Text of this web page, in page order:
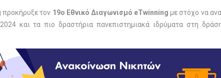
τον 19ο Εθνικό Διαγωνισμό eTwinning με στόχο να
και τα πιο δραστήρια πανεπιστημιακά ιδρύματα στη